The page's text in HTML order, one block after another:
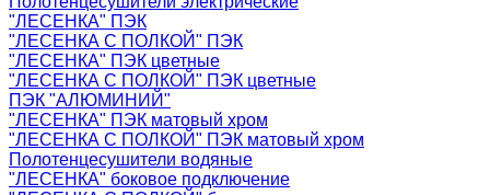
"ЛЕСЕНКА" ПЭК
"ЛЕСЕНКА С ПОЛКОЙ" ПЭК
"ЛЕСЕНКА" ПЭК цветные
"ЛЕСЕНКА С ПОЛКОЙ" ПЭК цветные
ПЭК "АЛЮМИНИЙ"
"ЛЕСЕНКА" ПЭК матовый хром
"ЛЕСЕНКА С ПОЛКОЙ" ПЭК матовый хром
Полотенцесушители водяные
"ЛЕСЕНКА" боковое подключение